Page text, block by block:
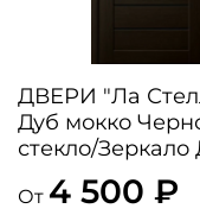
ДВЕРИ "Ла
Дуб мокко
стекло/
От 4 500 ₽